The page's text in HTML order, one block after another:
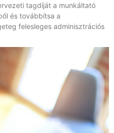
tagdíját a munkáltató
és továbbítsa a
felesleges adminisztrációs